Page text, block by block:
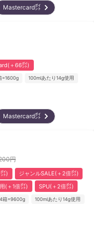
Mastercard㌽
＋66㌽)
=1600g 100mlあたり14g使用
Mastercard㌽
円
)
ジャンルSALE(＋2倍㌽)
(＋1倍㌽) SPU(＋2倍㌽)
箱=9600g 100mlあたり14g使用